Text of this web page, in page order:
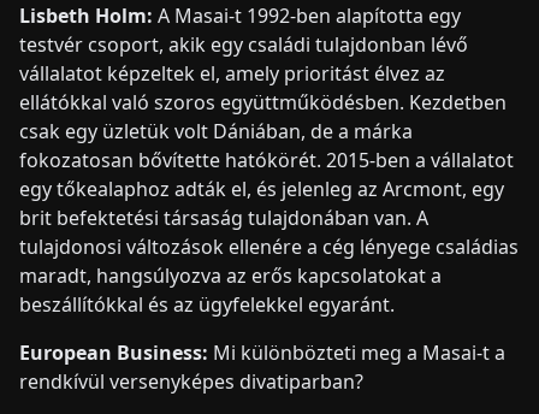
Lisbeth Holm: A Masai-t 1992-ben alapította egy
testvér csoport, akik egy családi tulajdonban lévő
vállalatot képzeltek el, amely prioritást élvez az
ellátókkal való szoros együttműködésben. Kezdetben
csak egy üzletük volt Dániában, de a márka
fokozatosan bővítette hatókörét. 2015-ben a vállalatot
egy tőkealaphoz adták el, és jelenleg az Arcmont, egy
brit befektetési társaság tulajdonában van. A
tulajdonosi változások ellenére a cég lényege családias
maradt, hangsúlyozva az erős kapcsolatokat a
beszállítókkal és az ügyfelekkel egyaránt.
European Business: Mi különbözteti meg a Masai-t a
rendkívül versenyképes divatiparban?